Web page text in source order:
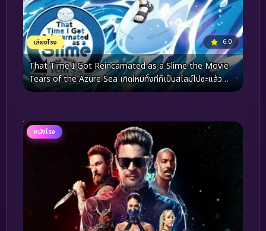
เสียงโรง 6.0
That Time I Got Reincarnated as a Slime the Movie
Tears of the Azure Sea เกิดใหม่ทั้งทีก็เป็นสไลม์ไปซะแล้ว
เดอะมูฟวี่ ภาคน้ำตาแห่งห้วงทะเลคราม (2026)
หนังโรง